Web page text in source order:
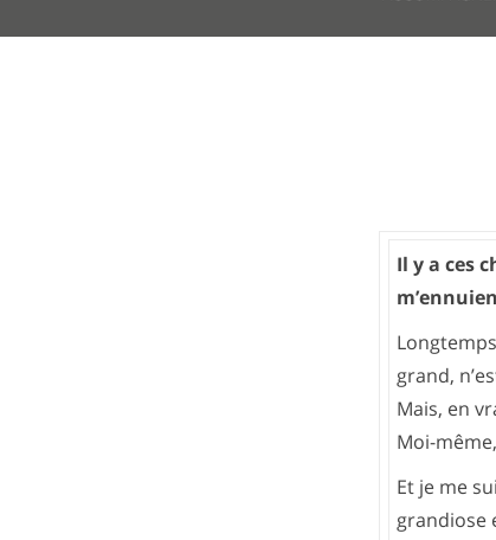
Il y a ces
grand,
Mais, en
Moi-
Et je me
grandiose